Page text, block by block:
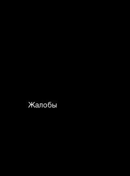
Жалобы